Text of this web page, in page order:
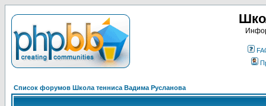
Список форумов Школа тенниса Вадима Русланова